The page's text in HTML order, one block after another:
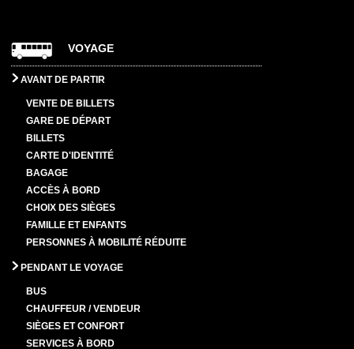
VOYAGE
AVANT DE PARTIR
VENTE DE BILLETS
GARE DE DÉPART
BILLETS
CARTE D'IDENTITÉ
BAGAGE
ACCÈS À BORD
CHOIX DES SIÈGES
FAMILLE ET ENFANTS
PERSONNES À MOBILITÉ RÉDUITE
PENDANT LE VOYAGE
BUS
CHAUFFEUR / VENDEUR
SIÈGES ET CONFORT
SERVICES À BORD